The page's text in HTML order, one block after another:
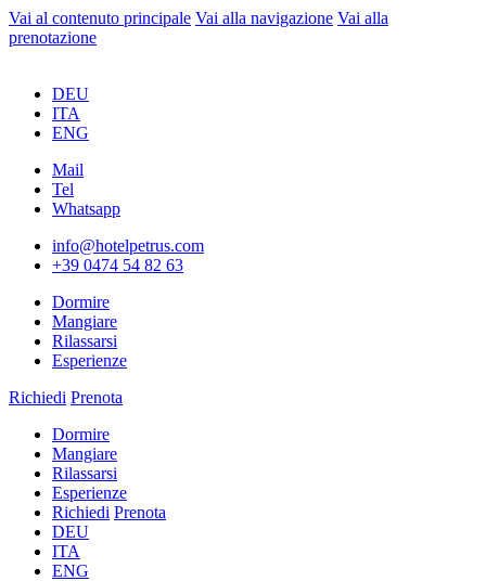
Vai al contenuto principale Vai alla navigazione Vai alla
prenotazione
DEU
ITA
ENG
Mail
Tel
Whatsapp
info@hotelpetrus.com
+39 0474 54 82 63
Dormire
Mangiare
Rilassarsi
Esperienze
Richiedi Prenota
Dormire
Mangiare
Rilassarsi
Esperienze
Richiedi Prenota
DEU
ITA
ENG